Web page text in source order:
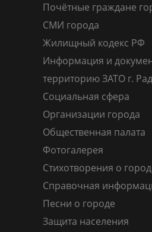
Почётные граждане
СМИ города
Жилищный кодекс РФ
Информация и
территорию ЗАТО г.
Социальная сфера
Организации города
Общественная палата
Фотогалерея
Стихотворения о
Справочная
Песни о городе
Защита населения